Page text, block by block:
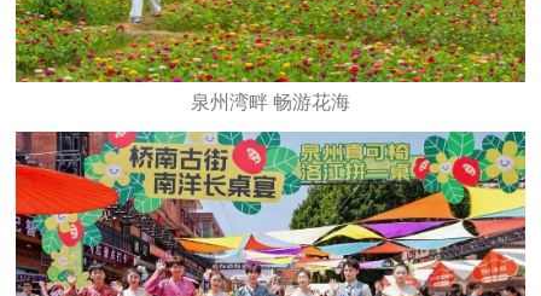
泉州湾畔 畅游花海